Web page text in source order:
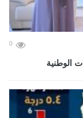
0
الوطنية